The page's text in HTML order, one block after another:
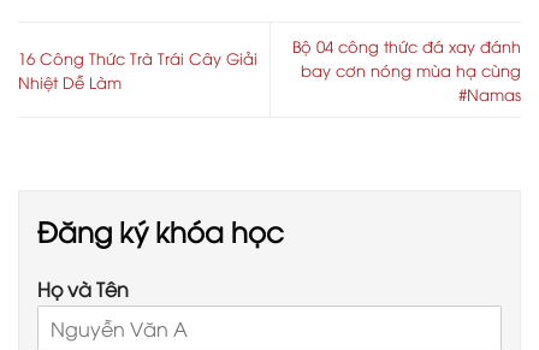
16 Công Thức Trà Trái Cây Giải
Nhiệt Dễ Làm
Bộ 04 công thức đá xay đánh
bay cơn nóng mùa hạ cùng
#Namas
Đăng ký khóa học
Họ và Tên